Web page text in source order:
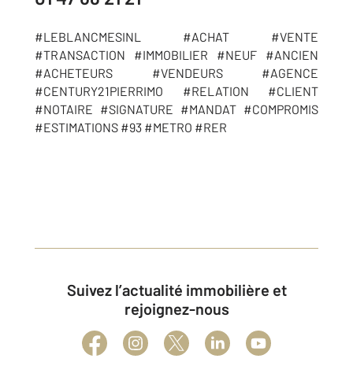
#LEBLANCMESINL #ACHAT #VENTE
#TRANSACTION #IMMOBILIER #NEUF #ANCIEN
#ACHETEURS #VENDEURS #AGENCE
#CENTURY21PIERRIMO #RELATION #CLIENT
#NOTAIRE #SIGNATURE #MANDAT #COMPROMIS
#ESTIMATIONS #93 #METRO #RER
Suivez l’actualité immobilière et
rejoignez-nous